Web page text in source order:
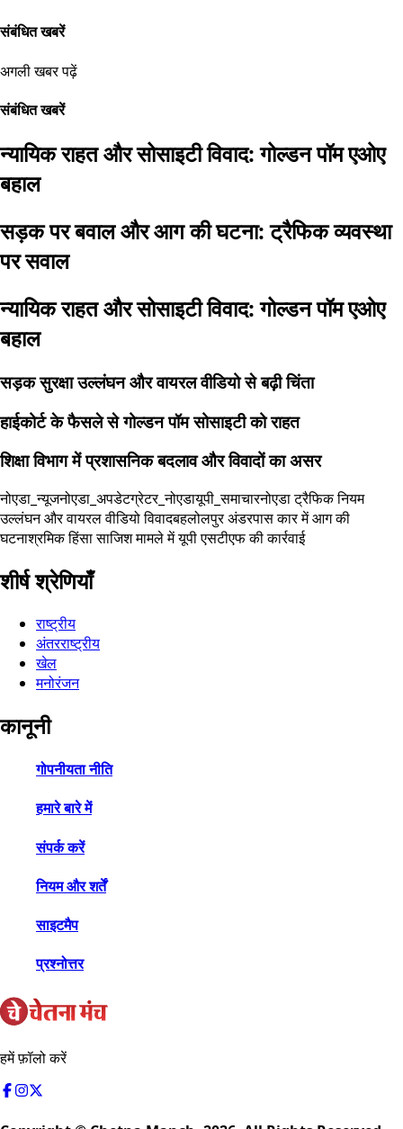
संबंधित खबरें
अगली खबर पढ़ें
संबंधित खबरें
न्यायिक राहत और सोसाइटी विवाद: गोल्डन पॉम एओए
बहाल
सड़क पर बवाल और आग की घटना: ट्रैफिक व्यवस्था
पर सवाल
न्यायिक राहत और सोसाइटी विवाद: गोल्डन पॉम एओए
बहाल
सड़क सुरक्षा उल्लंघन और वायरल वीडियो से बढ़ी चिंता
हाईकोर्ट के फैसले से गोल्डन पॉम सोसाइटी को राहत
शिक्षा विभाग में प्रशासनिक बदलाव और विवादों का असर
नोएडा_न्यूजनोएडा_अपडेटग्रेटर_नोएडायूपी_समाचारनोएडा ट्रैफिक नियम
उल्लंघन और वायरल वीडियो विवादबहलोलपुर अंडरपास कार में आग की
घटनाश्रमिक हिंसा साजिश मामले में यूपी एसटीएफ की कार्रवाई
शीर्ष श्रेणियाँ
राष्ट्रीय
अंतरराष्ट्रीय
खेल
मनोरंजन
कानूनी
गोपनीयता नीति
हमारे बारे में
संपर्क करें
नियम और शर्तें
साइटमैप
प्रश्नोत्तर
हमें फ़ॉलो करें